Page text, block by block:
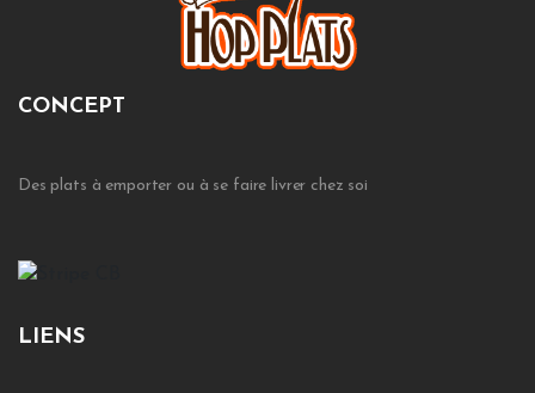
CONCEPT
Des plats à emporter ou à se faire livrer chez soi
LIENS